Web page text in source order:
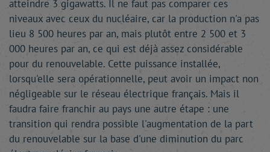
atteindre 3 gigawatts. Il ne faut pas comparer ces
niveaux avec ceux du nucléaire, car la production n'a pas
lieu 8 500 heures par an, mais plutôt entre 2 500 et 3
000 heures par an, ce qui est déjà assez considérable
pour du renouvelable. Cette puissance installée,
lorsqu'elle sera opérationnelle, peut avoir un impact non
négligeable sur le réseau électrique français. Mais il
faudra faire franchir au pays une autre étape : une
transition qui rendra possible l'augmentation de la part
du renouvelable sur la base d'une diminution du parc